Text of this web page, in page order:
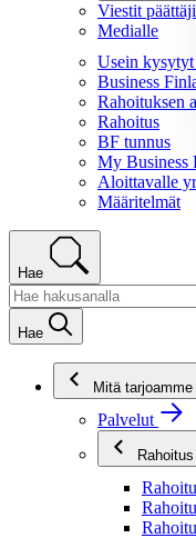
Viestit
Medialle
Usein kysytyt
Business
Rahoituksen
Rahoitus
BF tunnus
My Business
Aloittavalle
Määritelmät
Hae
Hae
Mitä tarjoamme
Palvelut
Rahoitus